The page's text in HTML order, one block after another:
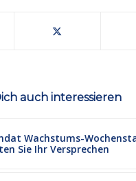
auch interessieren
Wachstums-
Sie Ihr Versprechen